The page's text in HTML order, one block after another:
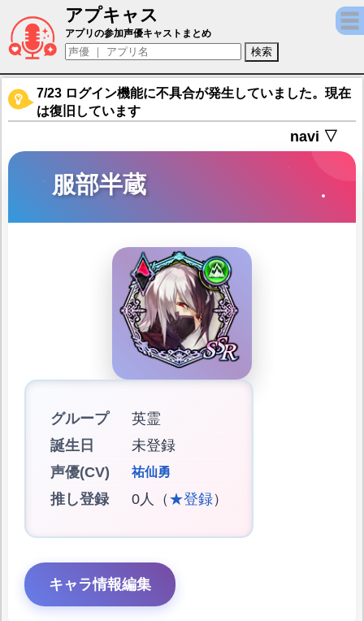
アプキャス
服部半蔵（声優：祐仙勇)【ソウルリバース
アプリの参加声優キャストまとめ
7/23 ログイン機能に不具合が発生していました。現在
は復旧しています
navi ▽
服部半蔵
グループ
英霊
誕生日
未登録
声優(CV)
祐仙勇
推し登録 0人（ ★登録）
キャラ情報編集